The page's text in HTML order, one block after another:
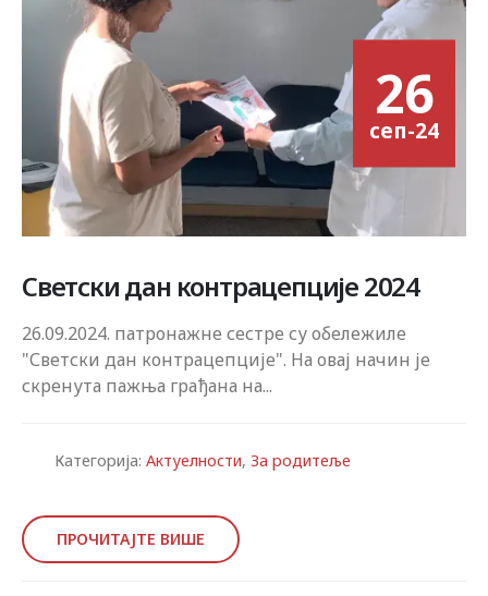
26
сеп-24
Светски дан контрацепције 2024
26.09.2024. патронажне сестре су обележиле
"Светски дан контрацепције". На овај начин је
скренута пажња грађана на...
Категорија: Актуелности, За родитеље
ПРОЧИТАЈТЕ ВИШЕ